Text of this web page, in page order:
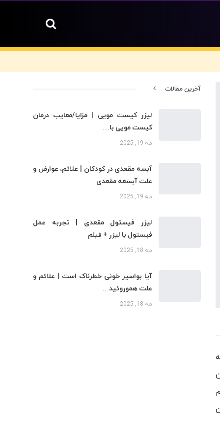
آخرین مقالات
لیزر کیست مویی | مزایا/معایب درمان
کیست مویی با…
مه 19, 2025
آبسه مقعدی در کودکان | علائم، عوارض و
علت آبسعه مقعدی
مه 19, 2025
لیزر فیستول مقعدی | تجربه عمل
فیستول با لیزر + فیلم
مه 18, 2025
آیا بواسیر خونی خطرناک است | علائم و
علت هموروئید…
مه 18, 2025